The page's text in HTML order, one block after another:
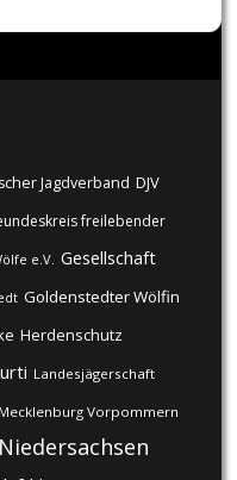
Jagdverband DJV
freilebender
e.V. Gesellschaft
Goldenstedter Wölfin
Herdenschutz
Landesjägerschaft
Mecklenburg Vorpommern
Niedersachsen